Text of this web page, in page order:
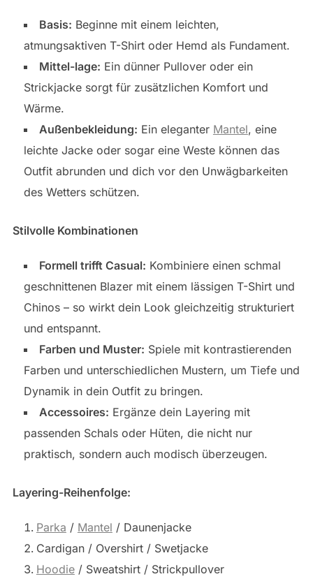
Basis: Beginne mit einem leichten,
atmungsaktiven T-Shirt oder Hemd als Fundament.
Mittel-lage: Ein dünner Pullover oder ein
Strickjacke sorgt für zusätzlichen Komfort und
Wärme.
Außenbekleidung: Ein eleganter Mantel, eine
leichte Jacke oder sogar eine Weste können das
Outfit abrunden und dich vor den Unwägbarkeiten
des Wetters schützen.
Stilvolle Kombinationen
Formell trifft Casual: Kombiniere einen schmal
geschnittenen Blazer mit einem lässigen T-Shirt und
Chinos – so wirkt dein Look gleichzeitig strukturiert
und entspannt.
Farben und Muster: Spiele mit kontrastierenden
Farben und unterschiedlichen Mustern, um Tiefe und
Dynamik in dein Outfit zu bringen.
Accessoires: Ergänze dein Layering mit
passenden Schals oder Hüten, die nicht nur
praktisch, sondern auch modisch überzeugen.
Layering-Reihenfolge:
Parka / Mantel / Daunenjacke
Cardigan / Overshirt / Swetjacke
Hoodie/ Sweatshirt / Strickpullover